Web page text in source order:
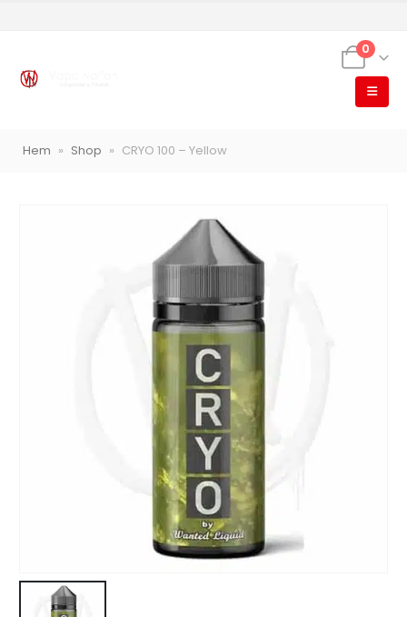
0
Hem » Shop » CRYO 100 – Yellow